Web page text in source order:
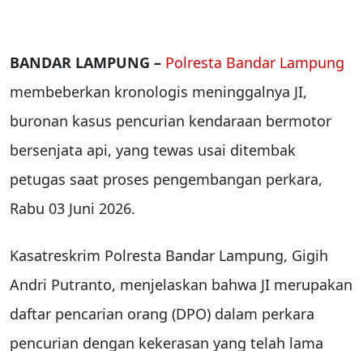
BANDAR LAMPUNG – Polresta Bandar Lampung
membeberkan kronologis meninggalnya JI,
buronan kasus pencurian kendaraan bermotor
bersenjata api, yang tewas usai ditembak
petugas saat proses pengembangan perkara,
Rabu 03 Juni 2026.
Kasatreskrim Polresta Bandar Lampung, Gigih
Andri Putranto, menjelaskan bahwa JI merupakan
daftar pencarian orang (DPO) dalam perkara
pencurian dengan kekerasan yang telah lama